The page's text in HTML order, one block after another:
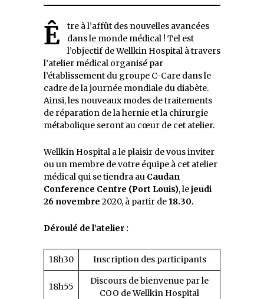
Être à l’affût des nouvelles avancées
dans le monde médical ! Tel est
l’objectif de Wellkin Hospital à travers
l’atelier médical organisé par
l’établissement du groupe C-Care dans le
cadre de la journée mondiale du diabète.
Ainsi, les nouveaux modes de traitements
de réparation de la hernie et la chirurgie
métabolique seront au cœur de cet atelier.
Wellkin Hospital a le plaisir de vous inviter
ou un membre de votre équipe à cet atelier
médical qui se tiendra au Caudan
Conference Centre (Port Louis), lejeudi
26 novembre 2020, à partir de 18.30.
Déroulé de l’atelier :
18h30 Inscription des participants
18h55
Discours de bienvenue par le
COO de Wellkin Hospital